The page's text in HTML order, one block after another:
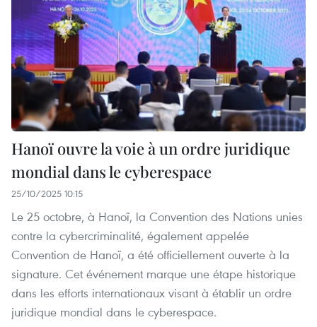
Hanoï ouvre la voie à un ordre juridique
mondial dans le cyberespace
25/10/2025 10:15
Le 25 octobre, à Hanoï, la Convention des Nations unies
contre la cybercriminalité, également appelée
Convention de Hanoï, a été officiellement ouverte à la
signature. Cet événement marque une étape historique
dans les efforts internationaux visant à établir un ordre
juridique mondial dans le cyberespace.